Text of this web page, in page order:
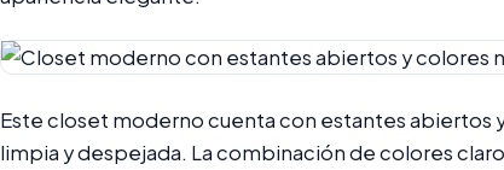
Este closet moderno cuenta con estantes abiertos
limpia y despejada. La combinación de colores